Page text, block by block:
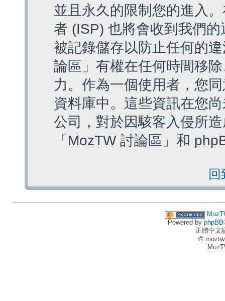
並且永久的限制您的進入
者 (ISP) 也將會收到我們
被記錄儲存以防止任何的
論區」有權在任何時間移
力。作為一個使用者，您
資料庫中。這些資訊在您
公司，對於因駭客入侵所
「MozTW 討論區」和
Powered by phpBB
正體中文
©